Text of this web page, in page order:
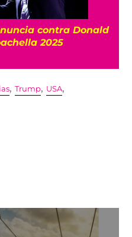
contra Donald
2025
,Trump, USA,